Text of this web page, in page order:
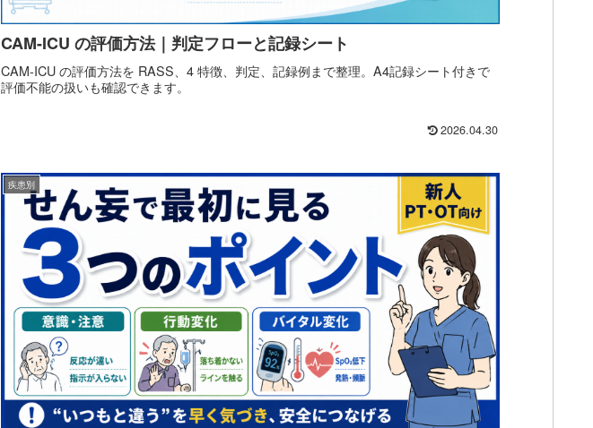
CAM-ICU の評価方法｜判定フローと記録シート
CAM-ICU の評価方法を RASS、4 特徴、判定、記録例まで整理。A4記録シート付きで
評価不能の扱いも確認できます。
2026.04.30
疾患別